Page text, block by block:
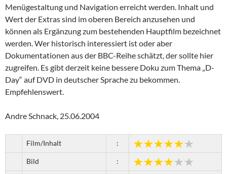
Menügestaltung und Navigation erreicht werden. Inhalt und
Wert der Extras sind im oberen Bereich anzusehen und
können als Ergänzung zum bestehenden Hauptfilm bezeichnet
werden. Wer historisch interessiert ist oder aber
Dokumentationen aus der BBC-Reihe schätzt, der sollte hier
zugreifen. Es gibt derzeit keine bessere Doku zum Thema „D-
Day“ auf DVD in deutscher Sprache zu bekommen.
Empfehlenswert.
Andre Schnack, 25.06.2004
Film/Inhalt :
Bild :